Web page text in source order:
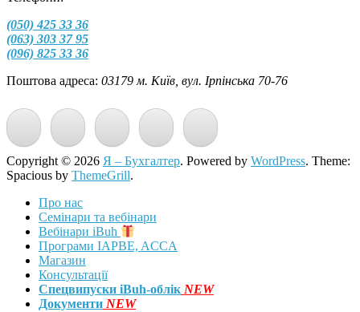
(050) 425 33 36
(063) 303 37 95
(096) 825 33 36
Поштова адреса: 03179 м. Київ, вул. Ірпінська 70-76
Copyright © 2026 Я – Бухгалтер. Powered by WordPress. Theme:
Spacious by ThemeGrill.
Про нас
Семінари та вебінари
Вебінари iBuh
Програми IAPBE, ACCA
Магазин
Консультації
Спецвипуски iBuh-облік NEW
Документи NEW